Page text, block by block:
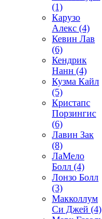
(1)
Карузо
Алекс (4)
Кевин Лав
(6)
Кендрик
Нанн (4)
Кузма Кайл
(5)
Кристапс
Порзингис
(6)
Лавин Зак
(8)
ЛаМело
Болл (4)
Лонзо Болл
(3)
Макколлум
Си Джей (4)